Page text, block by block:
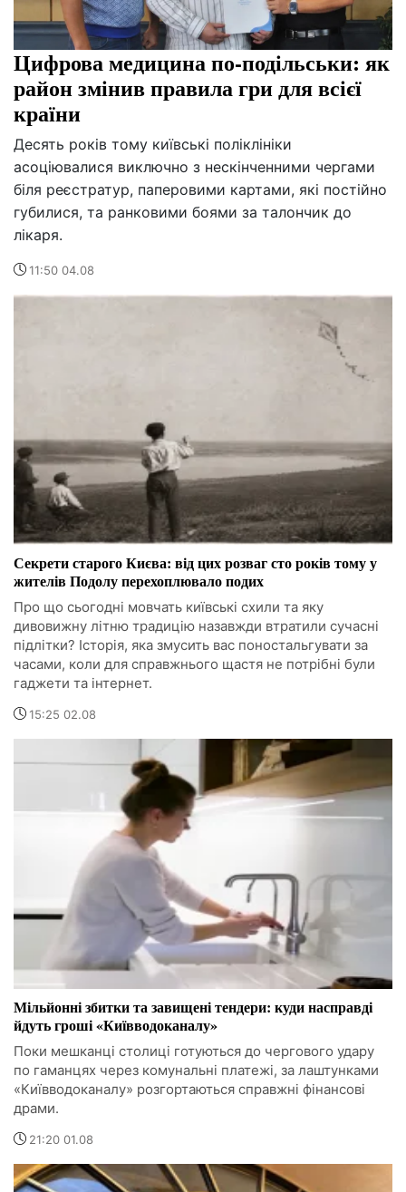
Цифрова медицина по-подільськи: як
район змінив правила гри для всієї
країни
Десять років тому київські поліклініки
асоціювалися виключно з нескінченними чергами
біля реєстратур, паперовими картами, які постійно
губилися, та ранковими боями за талончик до
лікаря.
11:50 04.08
Секрети старого Києва: від цих розваг сто років тому у
жителів Подолу перехоплювало подих
Про що сьогодні мовчать київські схили та яку
дивовижну літню традицію назавжди втратили сучасні
підлітки? Історія, яка змусить вас поностальгувати за
часами, коли для справжнього щастя не потрібні були
гаджети та інтернет.
15:25 02.08
Мільйонні збитки та завищені тендери: куди насправді
йдуть гроші «Київводоканалу»
Поки мешканці столиці готуються до чергового удару
по гаманцях через комунальні платежі, за лаштунками
«Київводоканалу» розгортаються справжні фінансові
драми.
21:20 01.08